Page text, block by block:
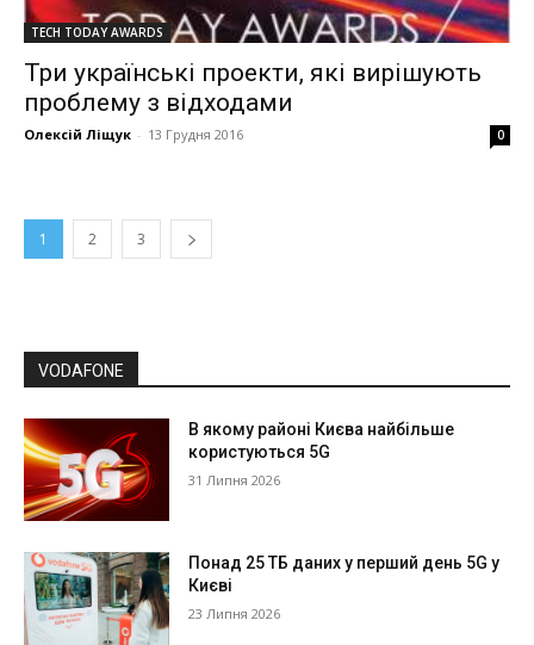
TECH TODAY AWARDS
Три українські проекти, які вирішують
проблему з відходами
Олексій Ліщук - 13 Грудня 2016 0
1 2 3
VODAFONE
В якому районі Києва найбільше
користуються 5G
31 Липня 2026
Понад 25 ТБ даних у перший день 5G у
Києві
23 Липня 2026